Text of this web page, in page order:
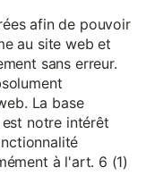
afin de pouvoir
au site web et
sans erreur.
La base
notre intérêt
à l'art. 6 (1)